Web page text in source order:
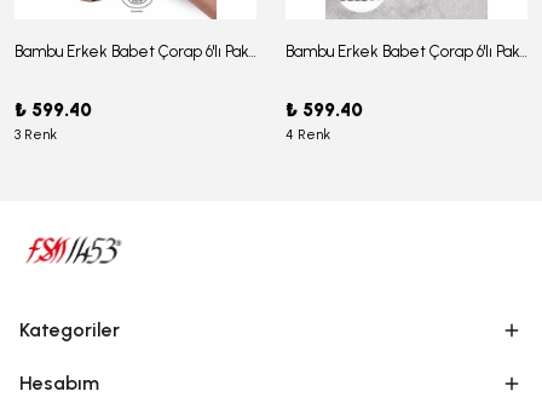
Bambu Erkek Babet Çorap 6'lı Paket - J-03
₺ 599.40
3 Renk
Bambu Erkek Babet Çorap 6'lı Paket -J-08
₺ 599.40
4 Renk
Kategoriler
Hesabım